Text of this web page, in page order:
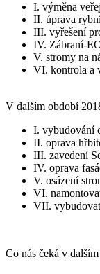
I. výměna
II. úprava
III. vyřešení
IV. Zábraní-
V. stromy na
VI. kontrola a
V dalším období
I. vybudování
II. oprava
III. zavedení
IV. oprava
V. osázení
VI.
VII.
Co nás čeká v